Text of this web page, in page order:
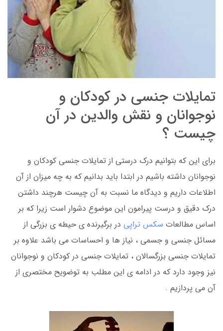
تمایلات جنسی در کودکان و
نوجوانان و نقش والدین در آن
چیست ؟
برای این که بتوانیم درک درستی از تمایلات جنسی کودکان و
نوجوانان داشته باشیم در ابتدا باید بدانیم که به چه میزان از آن
اطلاعات داریم و دیدگاه ما نسبت به آن چیست هرچند داشتن
درک دقیق و درست پیرامون این موضوع دشوار است زیرا که بر
اساس مطالعات سکس تراپی در برگیرنده ی حیطه ی بزرگی از
مسائل جنسی و جسمی ، نیاز ها و احساسات می باشد علاوه بر
تمایلات جنسی بزرگسالان ، تمایلات جنسی در کودکان و نوجوانان
نیز وجود دارد که در ادامه ی این مطلب به توضویح مختصری از
آن می پردازیم .